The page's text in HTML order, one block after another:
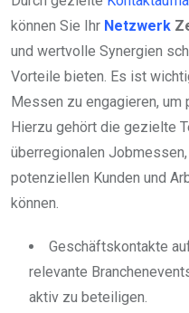
können Sie Ihr Netzwerk
und wertvolle Synergien
Vorteile bieten. Es ist
Messen zu engagieren,
Hierzu gehört die gezielte
überregionalen
potenziellen Kunden und
können.
Geschäftskontakte
relevante
aktiv zu beteiligen.